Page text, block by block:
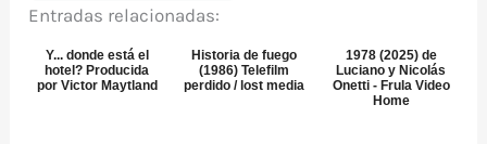
Entradas relacionadas:
Y... donde está el
hotel? Producida
por Victor Maytland
Historia de fuego
(1986) Telefilm
perdido / lost media
1978 (2025) de
Luciano y Nicolás
Onetti - Frula Video
Home